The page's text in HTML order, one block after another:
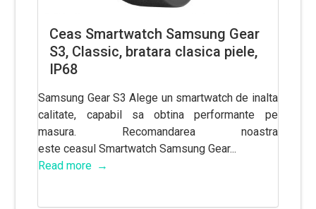
Ceas Smartwatch Samsung Gear
S3, Classic, bratara clasica piele,
IP68
Samsung Gear S3 Alege un smartwatch de inalta
calitate, capabil sa obtina performante pe
masura. Recomandarea noastra
este ceasul Smartwatch Samsung Gear...
Read more